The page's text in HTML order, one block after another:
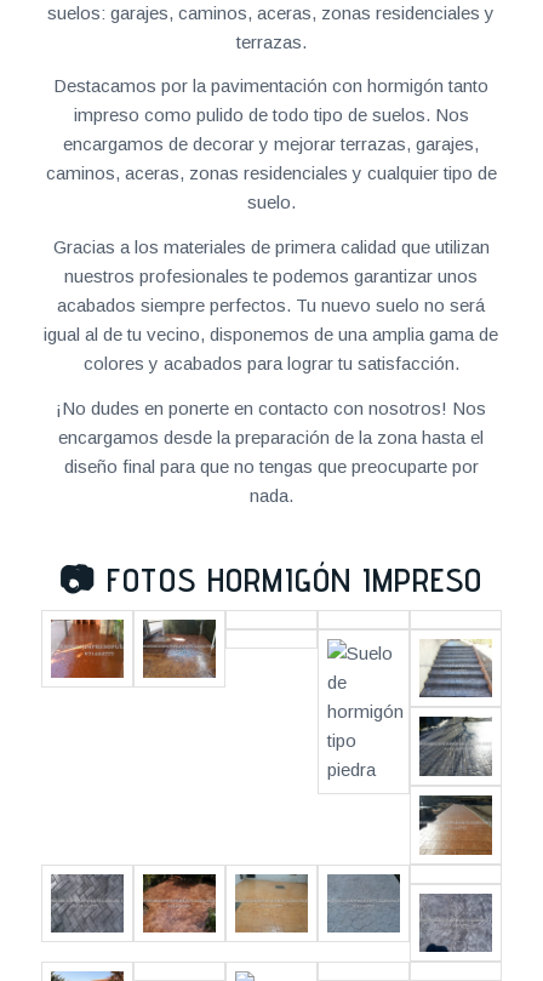
suelos: garajes, caminos, aceras, zonas residenciales y
terrazas.
Destacamos por la pavimentación con hormigón tanto
impreso como pulido de todo tipo de suelos. Nos
encargamos de decorar y mejorar terrazas, garajes,
caminos, aceras, zonas residenciales y cualquier tipo de
suelo.
Gracias a los materiales de primera calidad que utilizan
nuestros profesionales te podemos garantizar unos
acabados siempre perfectos. Tu nuevo suelo no será
igual al de tu vecino, disponemos de una amplia gama de
colores y acabados para lograr tu satisfacción.
¡No dudes en ponerte en contacto con nosotros! Nos
encargamos desde la preparación de la zona hasta el
diseño final para que no tengas que preocuparte por
nada.
📷 FOTOS HORMIGÓN IMPRESO